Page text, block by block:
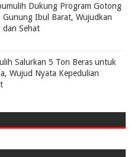
Dukung Program Gotong
Gunung Ibul Barat, Wujudkan
dan Sehat
Salurkan 5 Ton Beras untuk
Wujud Nyata Kepedulian